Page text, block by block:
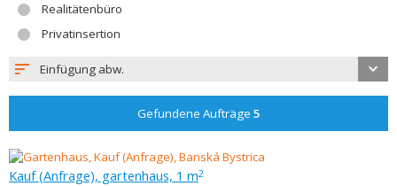
Realitätenbüro
Privatinsertion
Einfügung abw.
Gefundene Aufträge 5
Kauf (Anfrage), gartenhaus, 1 m2